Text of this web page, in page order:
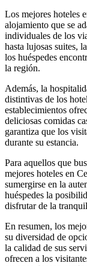
Los mejores hoteles
alojamiento que se
individuales de los
hasta lujosas suites,
los huéspedes
la región.
Además, la
distintivas de los
establecimientos
deliciosas comidas
garantiza que los
durante su estancia.
Para aquellos que
mejores hoteles en
sumergirse en la
huéspedes la
disfrutar de la
En resumen, los
su diversidad de
la calidad de sus
ofrecen a los